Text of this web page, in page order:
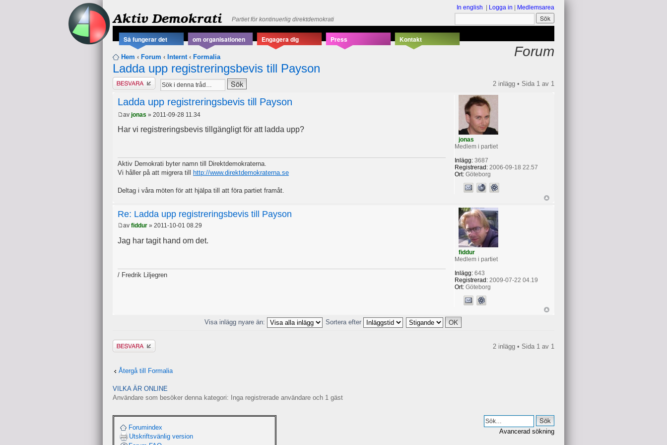
Aktiv Demokrati Partiet för kontinuerlig direktdemokrati
Medlemsarea
Logga in
In english
Så fungerar det om organisationen Engagera dig Press Kontakt
Forum
Hem ‹ Forum ‹ Internt ‹ Formalia
Ladda upp registreringsbevis till Payson
Besvara 2 inlägg • Sida 1 av 1
Ladda upp registreringsbevis till Payson
av jonas » 2011-09-28 11.34
Har vi registreringsbevis tillgängligt för att ladda upp?
Aktiv Demokrati byter namn till Direktdemokraterna.
Vi håller på att migrera till
http://www.direktdemokraterna.se
Deltag i våra möten för att hjälpa till att föra partiet framåt.
jonas
Medlem i partiet
Inlägg:3687
Registrerad:2006-09-18 22.57
Ort:Göteborg
Re: Ladda upp registreringsbevis till Payson
av fiddur » 2011-10-01 08.29
Jag har tagit hand om det.
/ Fredrik Liljegren
fiddur
Medlem i partiet
Inlägg:643
Registrerad:2009-07-22 04.19
Ort:Göteborg
Visa inlägg nyare än: Sortera efter
Besvara 2 inlägg • Sida 1 av 1
Återgå till Formalia
VILKA ÄR ONLINE
Användare som besöker denna kategori: Inga registrerade användare och 1 gäst
Avancerad sökning
Forumindex
Utskriftsvänlig version